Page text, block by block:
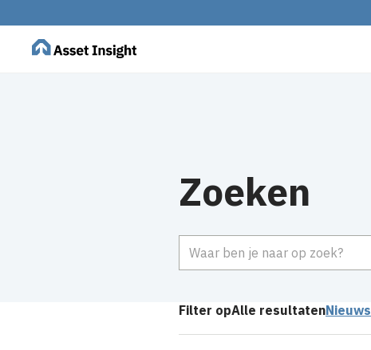
Zoeken
Filter opAlle resultatenNieuws